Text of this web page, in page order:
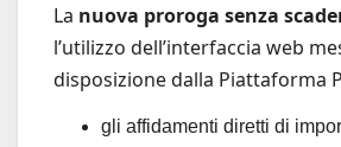
La nuova proroga senza
l’utilizzo dell’interfaccia web
disposizione dalla Piattaforma
gli affidamenti diretti di